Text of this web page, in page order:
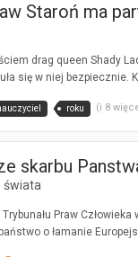
Staroń ma
drag queen Shady
się w niej bezpiecznie.
roku (i 8
skarbu
świata
Praw
o łamanie